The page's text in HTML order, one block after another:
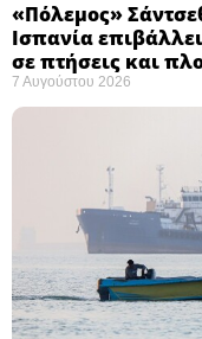
«Πόλεμος»
Ισπανία
σε πτήσεις και
7 Αυγούστου 2026